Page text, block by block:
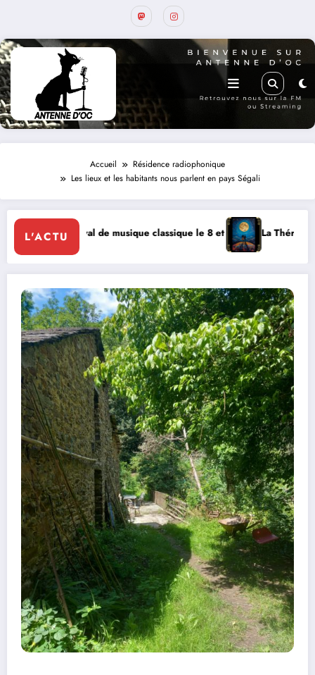
Accueil
Résidence radiophonique
Les lieux et les habitants nous parlent en pays Ségali
L'ACTU
classique le 8 et 9 août La Thérapie Légendaire dimanche 9 à